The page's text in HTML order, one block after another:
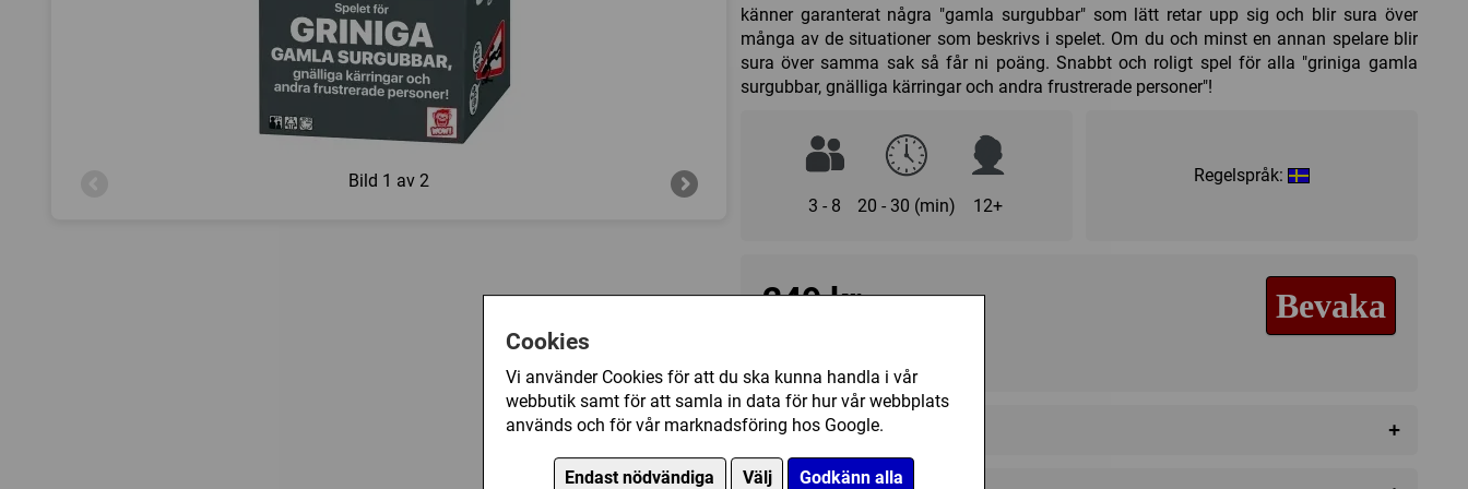
Cookies
Vi använder Cookies för att du ska kunna handla i vår
webbutik samt för att samla in data för hur vår webbplats
används och för vår marknadsföring hos Google.
Endast nödvändiga Välj Godkänn alla
Bild 1 av 2
känner garanterat några "gamla surgubbar" som lätt retar upp sig och blir sura över
många av de situationer som beskrivs i spelet. Om du och minst en annan spelare blir
sura över samma sak så får ni poäng. Snabbt och roligt spel för alla "griniga gamla
surgubbar, gnälliga kärringar och andra frustrerade personer"!
3 - 8 20 - 30 (min) 12+
Regelspråk:
249 kr Bevaka
Innehållsförteckning +
150 Dubbelsidiga Kort